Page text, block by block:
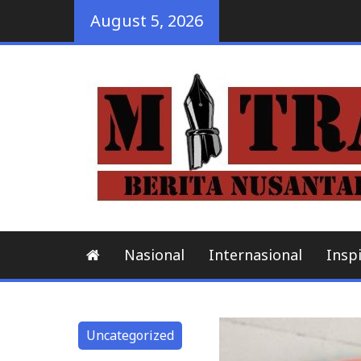
August 5, 2026
Nasional Internasional